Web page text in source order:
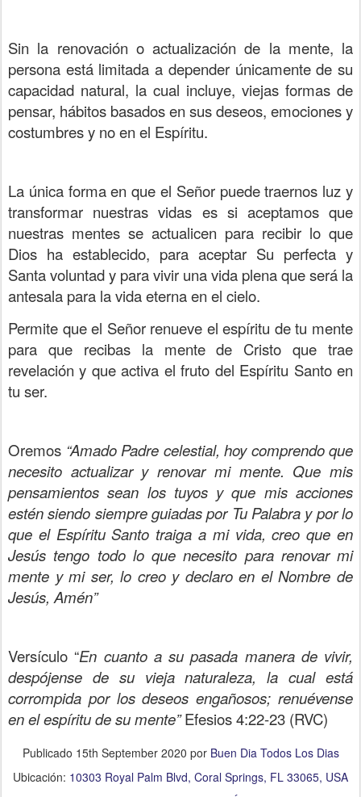
Sin la renovación o actualización de la mente, la
persona está limitada a depender únicamente de su
capacidad natural, la cual incluye, viejas formas de
pensar, hábitos basados en sus deseos, emociones y
costumbres y no en el Espíritu.
La única forma en que el Señor puede traernos luz y
transformar nuestras vidas es si aceptamos que
nuestras mentes se actualicen para recibir lo que
Dios ha establecido, para aceptar Su perfecta y
Santa voluntad y para vivir una vida plena que será la
antesala para la vida eterna en el cielo.
Permite que el Señor renueve el espíritu de tu mente
para que recibas la mente de Cristo que trae
revelación y que activa el fruto del Espíritu Santo en
tu ser.
Oremos “Amado Padre celestial, hoy comprendo que
necesito actualizar y renovar mi mente. Que mis
pensamientos sean los tuyos y que mis acciones
estén siendo siempre guiadas por Tu Palabra y por lo
que el Espíritu Santo traiga a mi vida, creo que en
Jesús tengo todo lo que necesito para renovar mi
mente y mi ser, lo creo y declaro en el Nombre de
Jesús, Amén”
Versículo “En cuanto a su pasada manera de vivir,
despójense de su vieja naturaleza, la cual está
corrompida por los deseos engañosos; renuévense
en el espíritu de su mente”Efesios 4:22-23 (RVC)
Publicado 15th September 2020 por Buen Dia Todos Los Dias
Ubicación: 10303 Royal Palm Blvd, Coral Springs, FL 33065, USA